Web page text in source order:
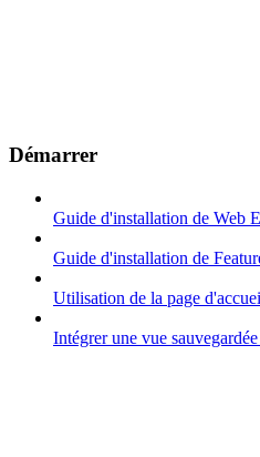
Démarrer
Guide d'installation de Web
Guide d'installation de
Utilisation de la page
Intégrer une vue